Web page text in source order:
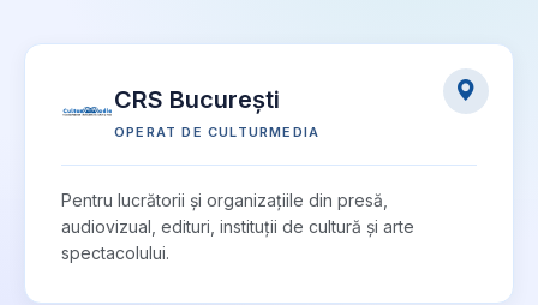
CRS București
OPERAT DE CULTURMEDIA
Pentru lucrătorii și organizațiile din presă,
audiovizual, edituri, instituții de cultură și arte
spectacolului.